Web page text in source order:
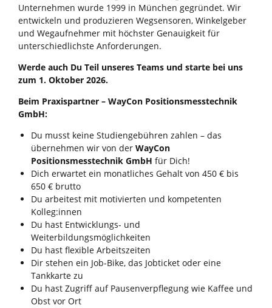
Unternehmen wurde 1999 in München gegründet. Wir
entwickeln und produzieren Wegsensoren, Winkelgeber
und Wegaufnehmer mit höchster Genauigkeit für
unterschiedlichste Anforderungen.
Werde auch Du Teil unseres Teams und starte bei uns
zum 1. Oktober 2026.
Beim Praxispartner – WayCon Positionsmesstechnik
GmbH:
Du musst keine Studiengebühren zahlen – das
übernehmen wir von der WayCon
Positionsmesstechnik GmbH für Dich!
Dich erwartet ein monatliches Gehalt von 450 € bis
650 € brutto
Du arbeitest mit motivierten und kompetenten
Kolleg:innen
Du hast Entwicklungs- und
Weiterbildungsmöglichkeiten
Du hast flexible Arbeitszeiten
Dir stehen ein Job-Bike, das Jobticket oder eine
Tankkarte zu
Du hast Zugriff auf Pausenverpflegung wie Kaffee und
Obst vor Ort